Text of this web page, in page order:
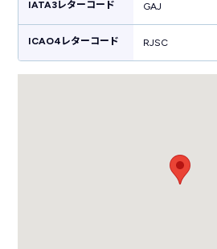
トルバスも運行しています。
IATA3レターコード GAJ
ICAO4レターコード RJSC